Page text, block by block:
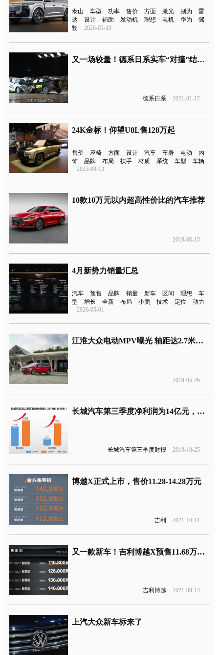
泰山 车型 功率 售价 方面 激光 别为
雷
达
设计 辅助 发动机 理想 电机 华为
驾
驶
2026-03-19
又一场较量！德系日系实车“对撞”结果很意外
德系日系 2021-01-17
24K金标！仰望U8L售128万起
售价 座椅 方面 设计 汽车 车身 电动
内
饰
品牌 布局 扶手 材质 系统 车型
车辆
2025-09-13
10款10万元以内超高性价比的汽车推荐
2019-06-15
4月新势力销量汇总
汽车 预售 品牌 销量 新车 区间 理想
车
型
增长 全新 布局 小鹏 技术 定位
动力
2026-05-01
江淮大众电动MPV曝光 轴距达2.7米续航里程为300公里
2019-05-26
长城汽车第三季度净利润为14亿元，与销量同比增长
长城汽车第三季度财报 2019-10-25
博越X正式上市，售价11.28-14.28万元
吉利 2021-10-11
又一款新车！吉利博越X预售11.68万元起
吉利博越 2021-09-14
上汽大众新车标来了